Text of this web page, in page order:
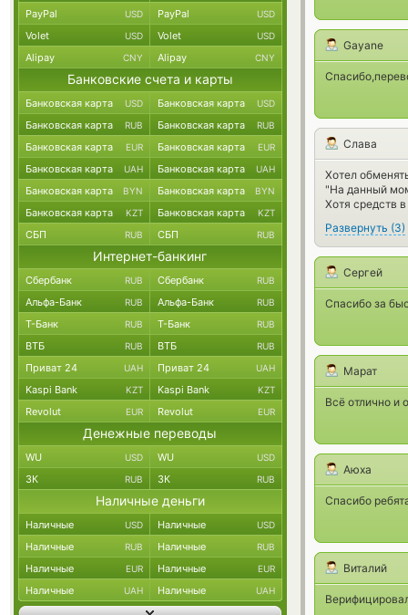
Gayane
Слава
Хотел
"На данный
Хотя средств
Развернуть (3)
Сергей
Спасибо за
Марат
Всё отлично и
Аюха
Спасибо
Виталий
PayPal USD PayPal USD
Volet USD Volet USD
Alipay CNY Alipay CNY
Банковские счета и карты
Банковская карта USD Банковская карта USD
Банковская карта RUB Банковская карта RUB
Банковская карта EUR Банковская карта EUR
Банковская карта UAH Банковская карта UAH
Банковская карта BYN Банковская карта BYN
Банковская карта KZT Банковская карта KZT
СБП RUB СБП RUB
Интернет-банкинг
Сбербанк RUB Сбербанк RUB
Альфа-Банк RUB Альфа-Банк RUB
Т-Банк RUB Т-Банк RUB
ВТБ RUB ВТБ RUB
Приват 24 UAH Приват 24 UAH
Kaspi Bank KZT Kaspi Bank KZT
Revolut EUR Revolut EUR
Денежные переводы
WU USD WU USD
ЗК RUB ЗК RUB
Наличные деньги
Наличные USD Наличные USD
Наличные RUB Наличные RUB
Наличные EUR Наличные EUR
Наличные UAH Наличные UAH